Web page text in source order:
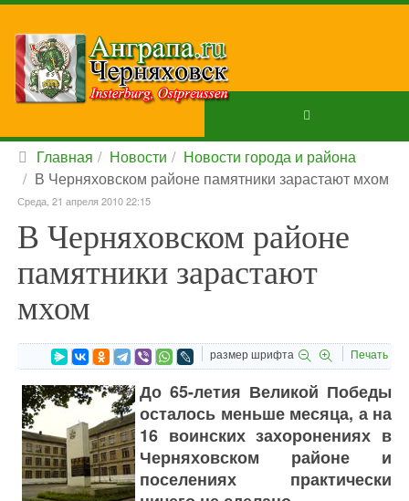
Главная Новости
Новости города и района
В Черняховском районе памятники зарастают мхом
Среда, 21 апреля 2010 22:15
В Черняховском районе
памятники зарастают
мхом
размер шрифта Печать
До 65-летия Великой Победы
осталось меньше месяца, а на
16 воинских захоронениях в
Черняховском районе и
поселениях практически